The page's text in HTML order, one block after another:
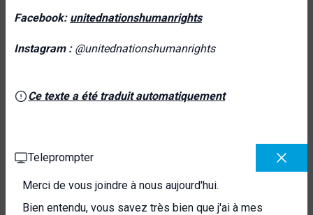
Facebook: unitednationshumanrights
Instagram :@unitednationshumanrights
Ce texte a été traduit automatiquement
Teleprompter
Merci de vous joindre à nous aujourd'hui.
Bien entendu, vous savez très bien que j'ai à mes